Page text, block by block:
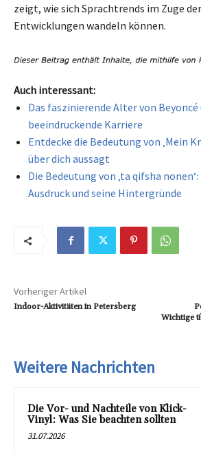
zeigt, wie sich Sprachtrends im Zuge
Entwicklungen wandeln können.
Auch interessant:
Das faszinierende Alter von Beyoncé
beeindruckende Karriere
Entdecke die Bedeutung von ‚Mein
über dich aussagt
Die Bedeutung von ‚ta qifsha
Ausdruck und seine Hintergründe
Vorheriger Artikel
Indoor-Aktivitäten in Petersberg
Wichtige
Weitere Nachrichten
Die Vor- und Nachteile von Klick-
Vinyl: Was Sie beachten sollten
31.07.2026